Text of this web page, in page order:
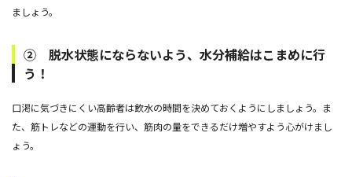
ましょう。
② 脱水状態にならないよう、水分補給はこまめに行
う！
口渇に気づきにくい高齢者は飲水の時間を決めておくようにしましょう。ま
た、筋トレなどの運動を行い、筋肉の量をできるだけ増やすよう心がけまし
ょう。